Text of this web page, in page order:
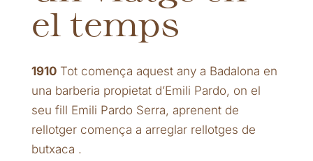
el temps
1910Tot comença aquest any a Badalona en
una barberia propietat d’Emili Pardo, on el
seu fill Emili Pardo Serra, aprenent de
rellotger comença a arreglar rellotges de
butxaca .